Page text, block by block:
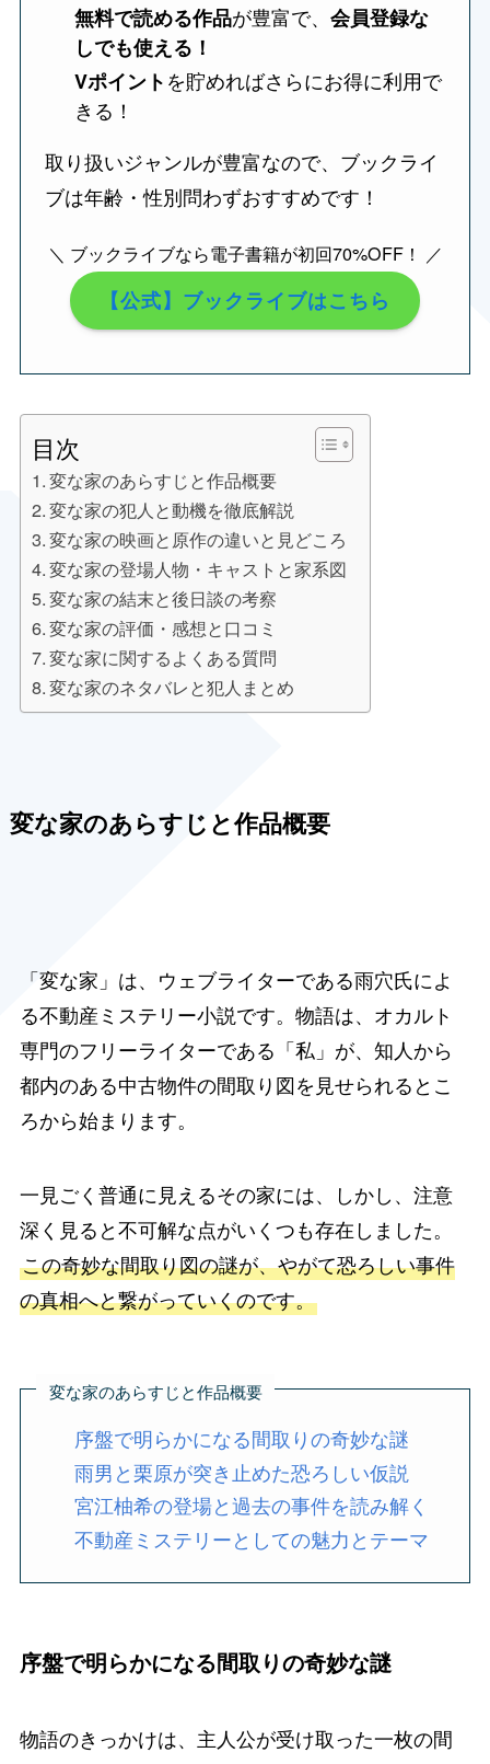
無料で読める作品が豊富で、会員登録な
しでも使える！
Vポイントを貯めればさらにお得に利用で
きる！
取り扱いジャンルが豊富なので、ブックライ
ブは年齢・性別問わずおすすめです！
＼ ブックライブなら電子書籍が初回70%OFF！ ／
【公式】ブックライブはこちら
目次
変な家のあらすじと作品概要
変な家の犯人と動機を徹底解説
変な家の映画と原作の違いと見どころ
変な家の登場人物・キャストと家系図
変な家の結末と後日談の考察
変な家の評価・感想と口コミ
変な家に関するよくある質問
変な家のネタバレと犯人まとめ
変な家のあらすじと作品概要
「変な家」は、ウェブライターである雨穴氏によ
る不動産ミステリー小説です。物語は、オカルト
専門のフリーライターである「私」が、知人から
都内のある中古物件の間取り図を見せられるとこ
ろから始まります。
一見ごく普通に見えるその家には、しかし、注意
深く見ると不可解な点がいくつも存在しました。
この奇妙な間取り図の謎が、やがて恐ろしい事件
の真相へと繋がっていくのです。
変な家のあらすじと作品概要
序盤で明らかになる間取りの奇妙な謎
雨男と栗原が突き止めた恐ろしい仮説
宮江柚希の登場と過去の事件を読み解く
不動産ミステリーとしての魅力とテーマ
序盤で明らかになる間取りの奇妙な謎
物語のきっかけは、主人公が受け取った一枚の間